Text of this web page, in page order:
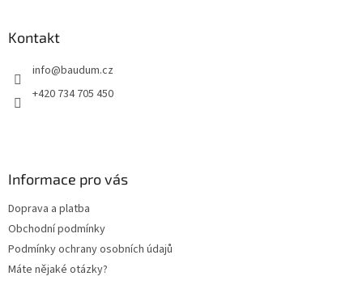
Kontakt
info@baudum.cz
+420 734 705 450
Informace pro vás
Doprava a platba
Obchodní podmínky
Podmínky ochrany osobních údajů
Máte nějaké otázky?